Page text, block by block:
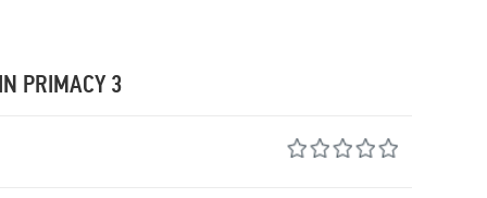
PRIMACY 3